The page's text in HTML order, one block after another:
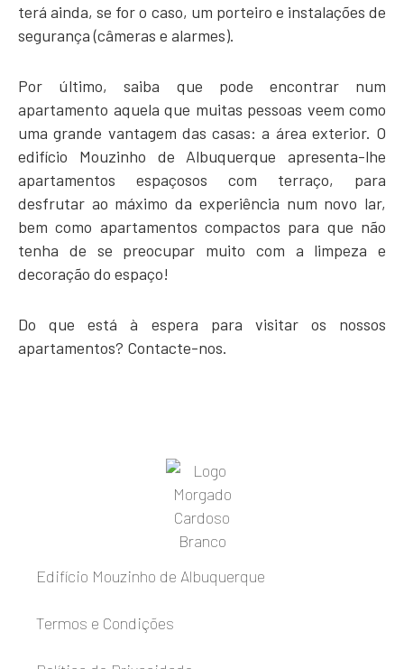
terá ainda, se for o caso, um porteiro e instalações de
segurança (câmeras e alarmes).
Por último, saiba que pode encontrar num
apartamento aquela que muitas pessoas veem como
uma grande vantagem das casas: a área exterior. O
edifício Mouzinho de Albuquerque apresenta-lhe
apartamentos espaçosos com terraço, para
desfrutar ao máximo da experiência num novo lar,
bem como apartamentos compactos para que não
tenha de se preocupar muito com a limpeza e
decoração do espaço!
Do que está à espera para visitar os nossos
apartamentos? Contacte-nos.
Edifício Mouzinho de Albuquerque
Termos e Condições